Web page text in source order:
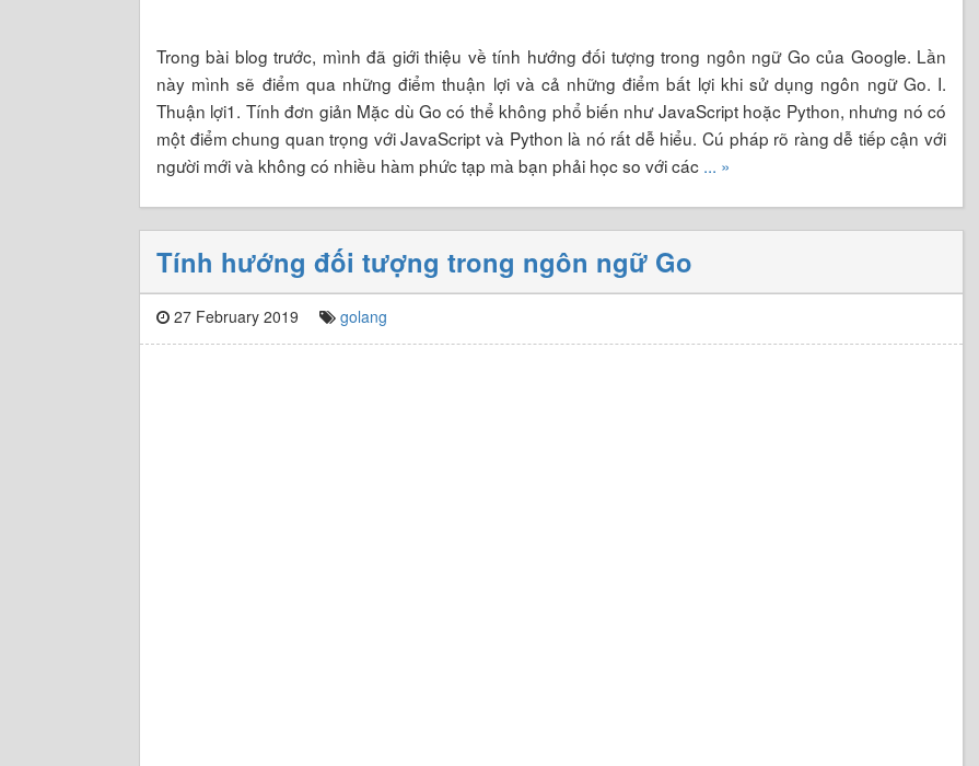
Trong bài blog trước, mình đã giới thiệu về tính hướng đối tượng trong ngôn ngữ Go của Google. Lần
này mình sẽ điểm qua những điểm thuận lợi và cả những điểm bất lợi khi sử dụng ngôn ngữ Go. I.
Thuận lợi1. Tính đơn giản Mặc dù Go có thể không phổ biến như JavaScript hoặc Python, nhưng nó có
một điểm chung quan trọng với JavaScript và Python là nó rất dễ hiểu. Cú pháp rõ ràng dễ tiếp cận với
người mới và không có nhiều hàm phức tạp mà bạn phải học so với các ... »
Tính hướng đối tượng trong ngôn ngữ Go
27 February 2019 golang